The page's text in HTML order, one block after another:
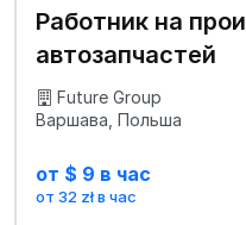
Работник на
автозапчастей
Future Group
Варшава, Польша
от $ 9 в час
от 32 zł в час